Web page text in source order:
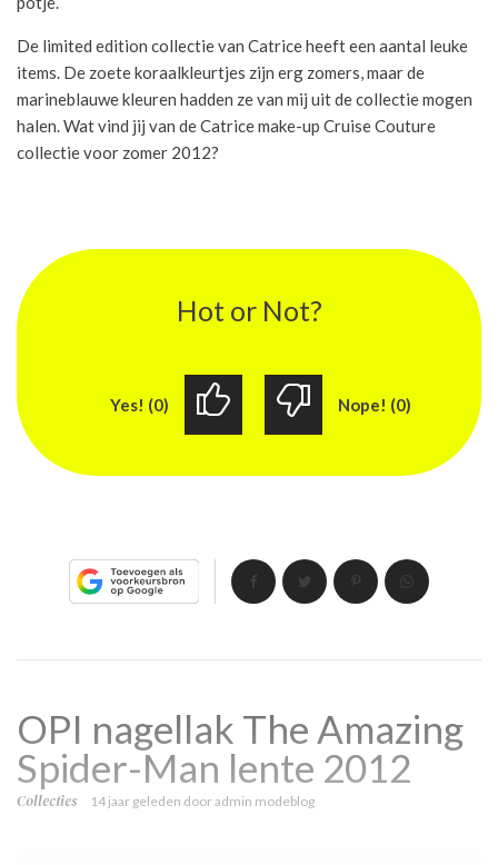
De limited edition collectie van Catrice heeft een aantal leuke
items. De zoete koraalkleurtjes zijn erg zomers, maar de
marineblauwe kleuren hadden ze van mij uit de collectie mogen
halen. Wat vind jij van de Catrice make-up Cruise Couture
collectie voor zomer 2012?
Hot or Not?
Yes! (0) Nope! (0)
OPI nagellak The Amazing
Spider-Man lente 2012
Collecties 14 jaar geleden dooradmin modeblog